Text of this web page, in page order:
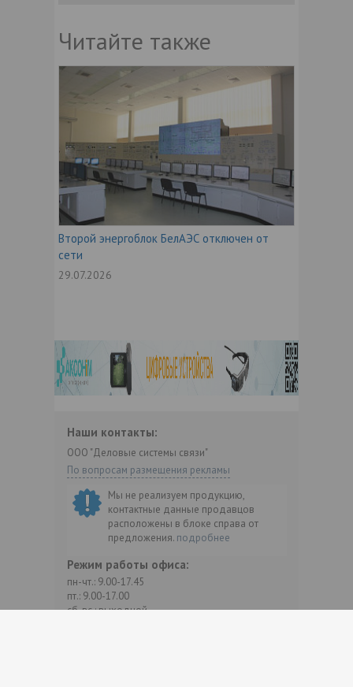
Читайте также
Второй энергоблок БелАЭС отключен от
сети
29.07.2026
Наши контакты:
ООО "Деловые системы связи"
По вопросам размещения рекламы
Мы не реализуем продукцию,
контактные данные продавцов
расположены в блоке справа от
предложения. подробнее
Режим работы офиса:
пн-чт.: 9.00-17.45
пт.: 9.00-17.00
сб-вс.: выходной